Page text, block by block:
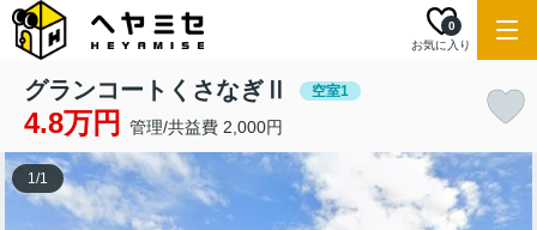
お気に入り
0
グランコートくさなぎⅡ 空室1
4.8万円 管理/共益費 2,000円
1/1